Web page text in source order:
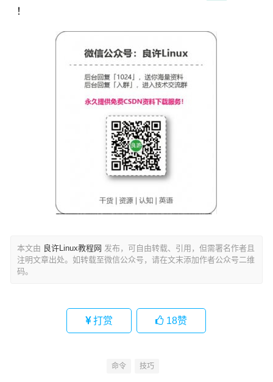
！
本文由 良许Linux教程网 发布，可自由转载、引用，但需署名作者且
注明文章出处。如转载至微信公众号，请在文末添加作者公众号二维
码。
打赏 18赞
命令 技巧